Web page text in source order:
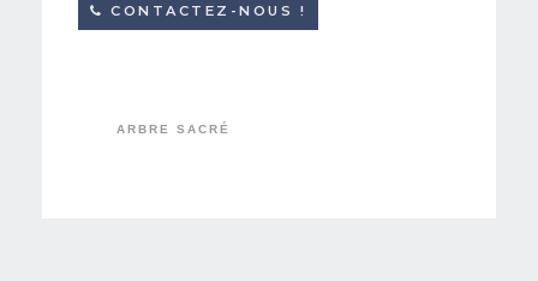
CONTACTEZ-NOUS !
ARBRE SACRÉ